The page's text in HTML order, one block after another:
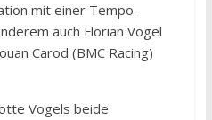
mit einer Tempo-
auch Florian Vogel
Carod (BMC Racing)
Vogels beide